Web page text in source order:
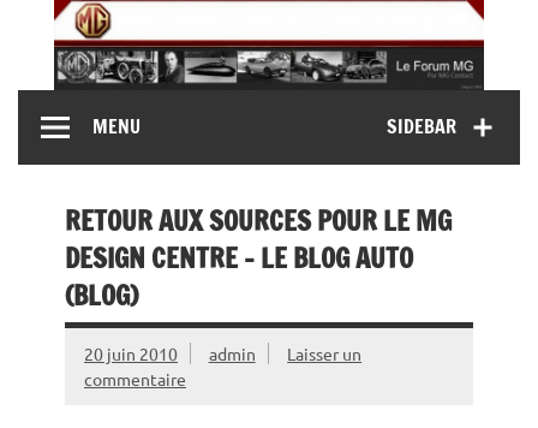
content
MG Contact
MG B, MG F, MG A, Midget…)SIDEBAR
MENU
RETOUR AUX SOURCES POUR LE MG
DESIGN CENTRE – LE BLOG AUTO
(BLOG)
20 juin 2010 admin
Laisser un
commentaire